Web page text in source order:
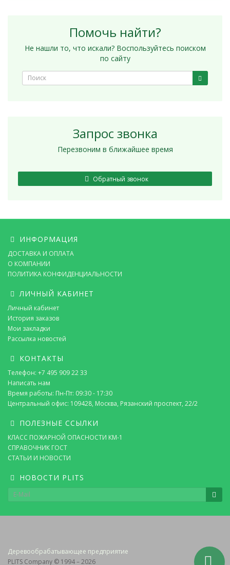
Помочь найти?
Не нашли то, что искали? Воспользуйтесь поиском
по сайту
Запрос звонка
Перезвоним в ближайшее время
Обратный звонок
ИНФОРМАЦИЯ
ДОСТАВКА И ОПЛАТА
О КОМПАНИИ
ПОЛИТИКА КОНФИДЕНЦИАЛЬНОСТИ
ЛИЧНЫЙ КАБИНЕТ
Личный кабинет
История заказов
Мои закладки
Рассылка новостей
КОНТАКТЫ
Телефон: +7 495 909 22 33
Написать нам
Время работы: Пн-Пт: 09:30 - 17:30
Центральный офис: 109428, Москва, Рязанский проспект, 22/2
ПОЛЕЗНЫЕ ССЫЛКИ
КЛАСС ПОЖАРНОЙ ОПАСНОСТИ КМ-1
СПРАВОЧНИК ГОСТ
СТАТЬИ И НОВОСТИ
НОВОСТИ PLITS
Деревообрабатывающее предприятие
PLITS Company © 1994 – 2026